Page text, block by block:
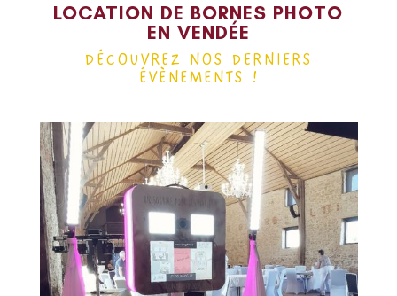
LOCATION DE BORNES PHOTO
EN VENDÉE
DÉCOUVREZ NOS DERNIERS
ÉVÈNEMENTS !